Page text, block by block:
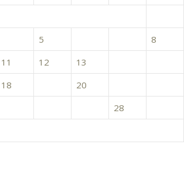
5
8
11 12 13
18 20
28